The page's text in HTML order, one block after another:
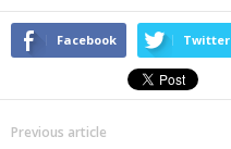
Facebook Twitter
Previous article